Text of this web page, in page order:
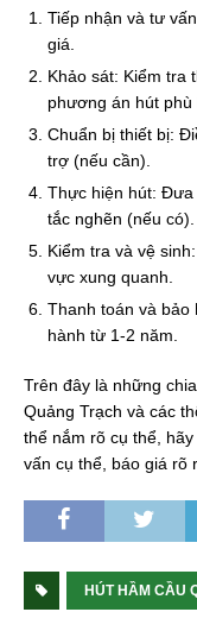
Tiếp nhận và tư
giá.
Khảo sát: Kiểm tra
phương án hút phù
Chuẩn bị thiết bị:
trợ (nếu cần).
Thực hiện hút: Đưa
tắc nghẽn (nếu có).
Kiểm tra và vệ
vực xung quanh.
Thanh toán và bảo
hành từ 1-2 năm.
Trên đây là những
Quảng Trạch và các
thể nắm rõ cụ thể,
vấn cụ thể, báo giá rõ
HÚT HẦM CẦU